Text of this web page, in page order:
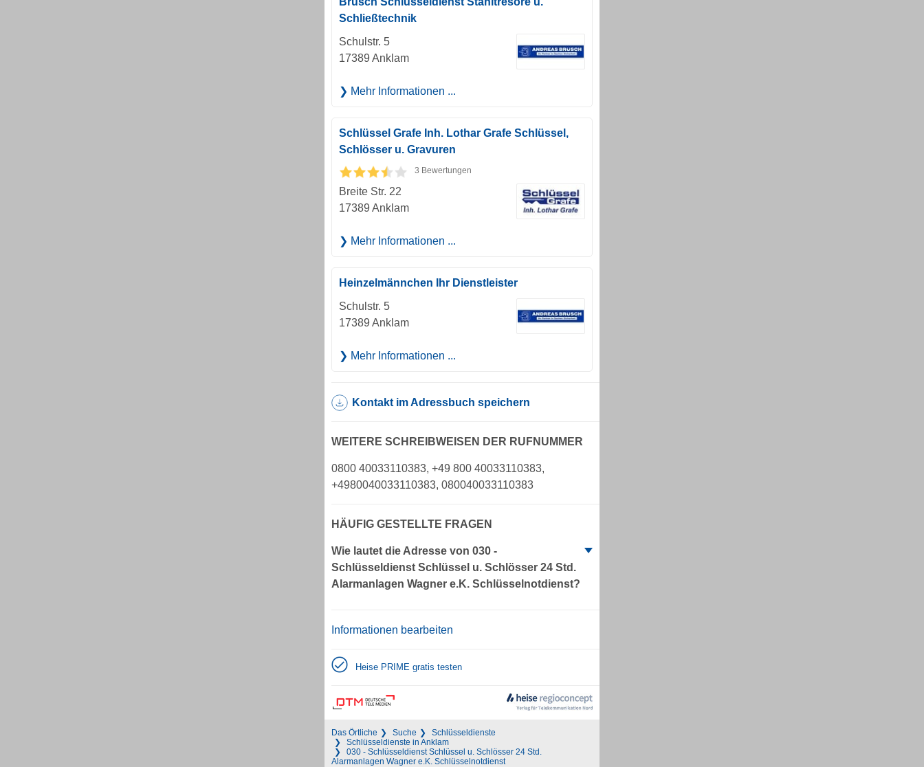
Schließtechnik
Schulstr. 5
17389 Anklam
Mehr Informationen ...
Schlüssel Grafe Inh. Lothar Grafe Schlüssel,
Schlösser u. Gravuren
3 Bewertungen
Breite Str. 22
17389 Anklam
Mehr Informationen ...
Heinzelmännchen Ihr Dienstleister
Schulstr. 5
17389 Anklam
Mehr Informationen ...
Kontakt im Adressbuch speichern
WEITERE SCHREIBWEISEN DER RUFNUMMER
0800 40033110383, +49 800 40033110383,
+4980040033110383, 080040033110383
HÄUFIG GESTELLTE FRAGEN
Wie lautet die Adresse von 030 -
Schlüsseldienst Schlüssel u. Schlösser 24 Std.
Alarmanlagen Wagner e.K. Schlüsselnotdienst?
Informationen bearbeiten
Heise PRIME gratis testen
Das Örtliche Suche
Schlüsseldienste
Schlüsseldienste in Anklam
030 - Schlüsseldienst Schlüssel u. Schlösser 24 Std.
Alarmanlagen Wagner e.K. Schlüsselnotdienst